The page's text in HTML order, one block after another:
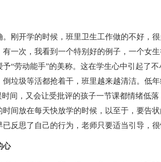
开学的时候，班里卫生工作做的不好，很
有一次，我看到一个特别好的例子，一个女
“劳动能手”的美称。这在学生心中引起了
垃圾等活都抢着干，班里越来越清洁。低
间，又会让受批评的孩子一节课都情绪低
间放在每天快放学的时候，以至于，要告
反思了自己的行为，老师只要适当引导，很
心